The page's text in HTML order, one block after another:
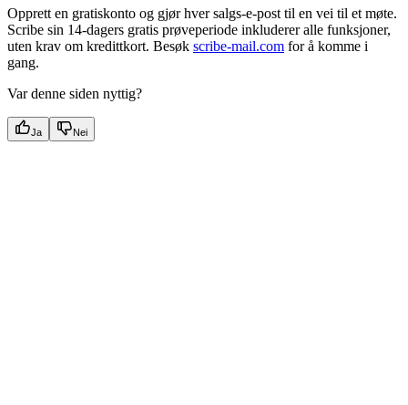
Opprett en gratiskonto og gjør hver salgs-e-post til en vei til et møte.
Scribe sin 14-dagers gratis prøveperiode inkluderer alle funksjoner,
uten krav om kredittkort. Besøk scribe-mail.com for å komme i
gang.
Var denne siden nyttig?
Ja Nei